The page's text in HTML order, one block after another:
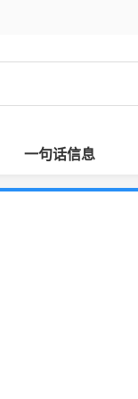
一句话信息